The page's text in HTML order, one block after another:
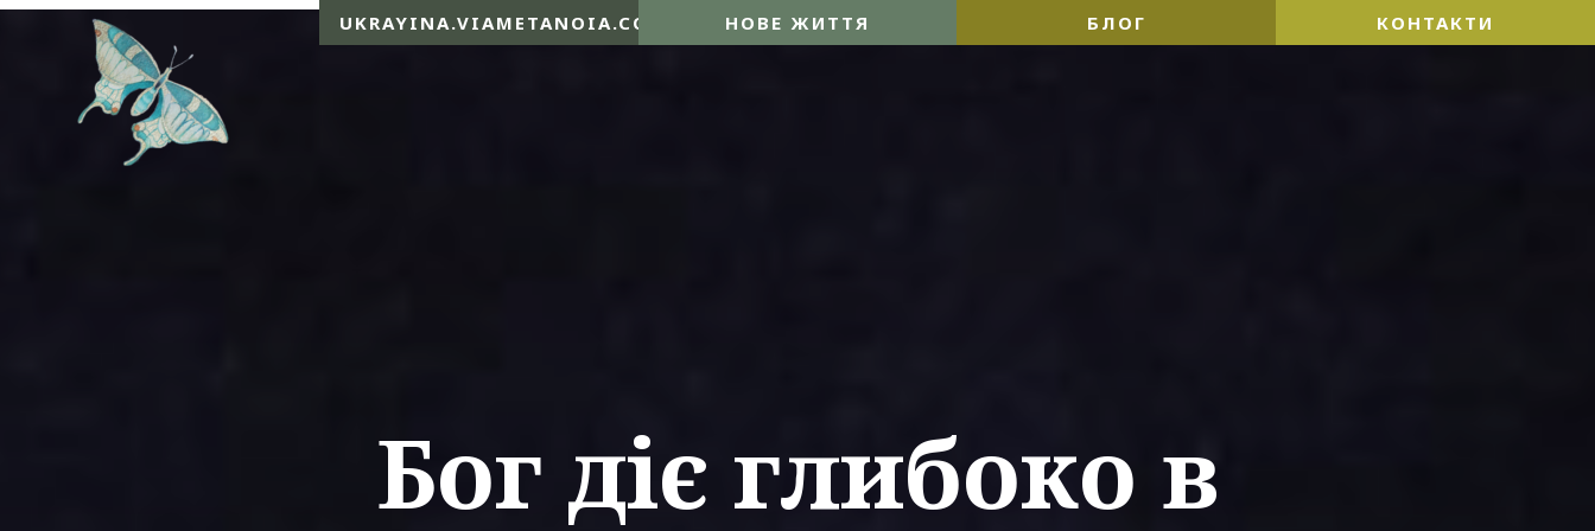
UKRAYINA.VIAMETANOIA.COM НОВЕ ЖИТТЯ БЛОГ КОНТАКТИ
Бог діє глибоко в